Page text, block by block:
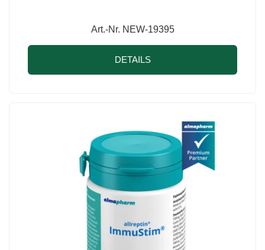
Art.-Nr. NEW-19395
DETAILS